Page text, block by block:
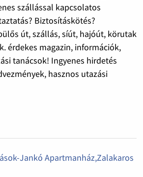
szállással kapcsolatos
Biztosításkötés?
út, szállás, síút, hajóút, körutak
érdekes magazin, információk,
tanácsok! Ingyenes hirdetés
hasznos utazási
Jankó Apartmanház,Zalakaros